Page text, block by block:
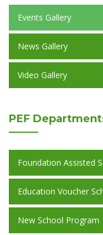
Events Gallery
News Gallery
Video Gallery
PEF
Foundation Assisted
Education Voucher
New School Program